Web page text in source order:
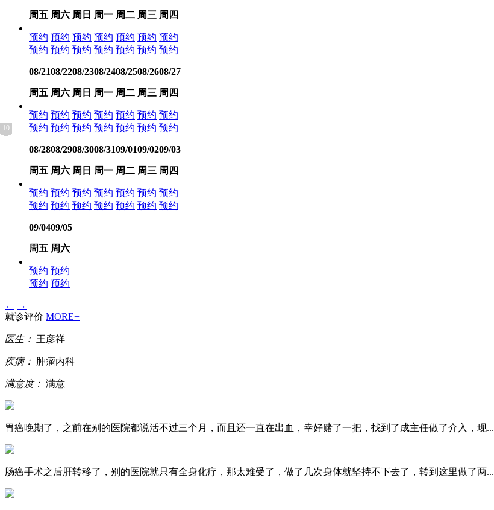
周五 周六 周日 周一 周二 周三 周四
预约 预约 预约 预约 预约 预约 预约
预约 预约 预约 预约 预约 预约 预约
08/21
周五
08/22
周六
08/23
周日
08/24
周一
08/25
周二
08/26
周三
08/27
周四
预约 预约 预约 预约 预约 预约 预约
预约 预约 预约 预约 预约 预约 预约
08/28
周五
08/29
周六
08/30
周日
08/31
周一
09/01
周二
09/02
周三
09/03
周四
预约 预约 预约 预约 预约 预约 预约
预约 预约 预约 预约 预约 预约 预约
09/04
周五
09/05
周六
预约 预约
预约 预约
← →
就诊评价 MORE+
医生： 王彦祥
疾病： 肿瘤内科
满意度： 满意
胃癌晚期了，之前在别的医院都说活不过三个月，而且还一直在出血，幸好赌了一把，找到了成主任做了介入，现...
肠癌手术之后肝转移了，别的医院就只有全身化疗，那太难受了，做了几次身体就坚持不下去了，转到这里做了两...
123456789
10